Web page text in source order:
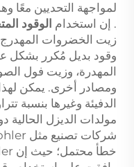
لمواجهة التحديين معًا
. إن استخدام الوقود
زيت الخضروات
وقود بديل مُكرر بشكل
المهدرة، وزيت فول
ومصادر أخرى. يمكن لهذا
مولدات الديزل الحالية